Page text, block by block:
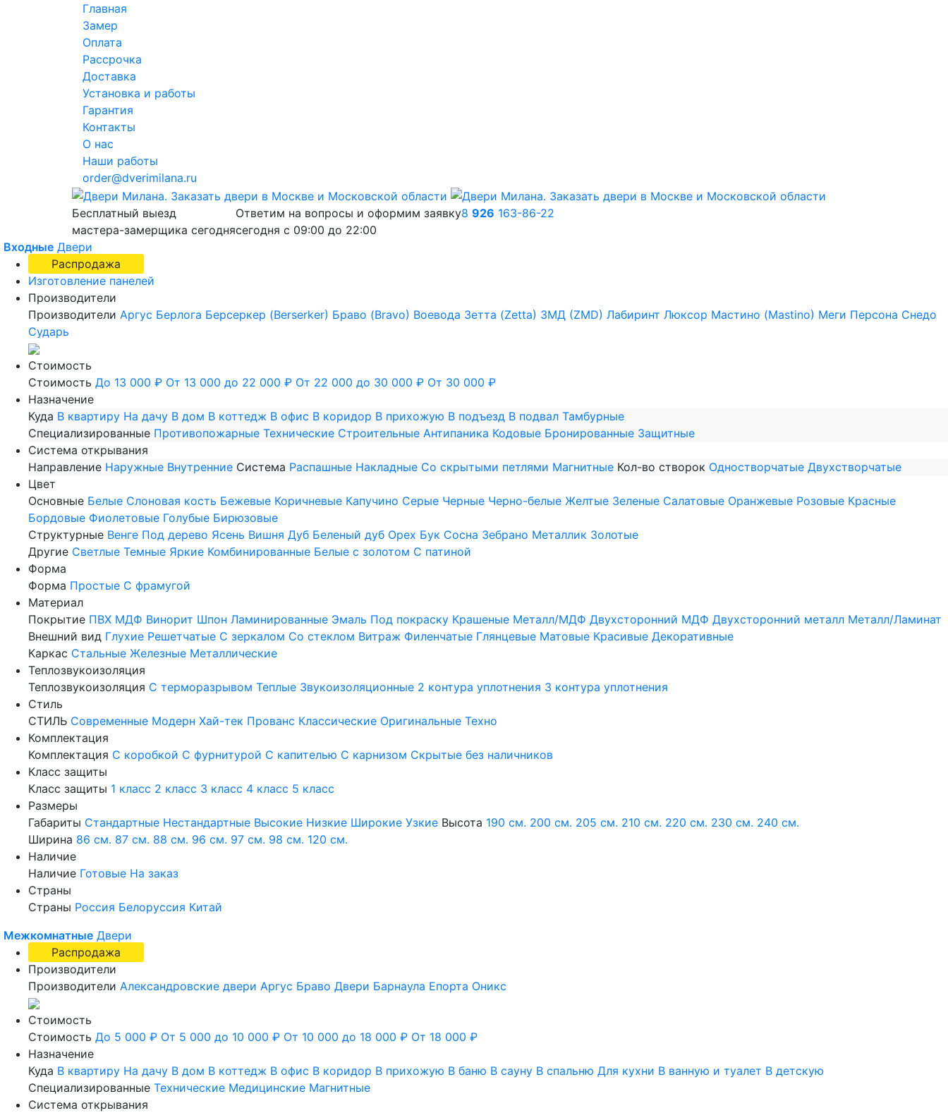
Главная
Замер
Оплата
Рассрочка
Доставка
Установка и работы
Гарантия
Контакты
О нас
Наши работы
order@dverimilana.ru
Бесплатный выезд
мастера-замерщика сегодня
Ответим на вопросы и оформим заявку
сегодня с 09:00 до 22:00
8 926 163-86-22
Входные Двери
Распродажа
Изготовление панелей
Производители
Производители Аргус Берлога Берсеркер (Berserker) Браво (Bravo) Воевода Зетта (Zetta) ЗМД (ZMD) Лабиринт Люксор Мастино (Mastino) Меги Персона Снедо
Сударь
Стоимость
Стоимость До 13 000 ₽ От 13 000 до 22 000 ₽ От 22 000 до 30 000 ₽ От 30 000 ₽
Назначение
Куда В квартиру На дачу В дом В коттедж В офис В коридор В прихожую В подъезд В подвал Тамбурные
Специализированные Противопожарные Технические Строительные Антипаника Кодовые Бронированные Защитные
Система открывания
Направление Наружные Внутренние Система Распашные Накладные Со скрытыми петлями Магнитные Кол-во створок Одностворчатые Двухстворчатые
Цвет
Основные Белые Слоновая кость Бежевые Коричневые Капучино Серые Черные Черно-белые Желтые Зеленые Салатовые Оранжевые Розовые Красные
Бордовые Фиолетовые Голубые Бирюзовые
Структурные Венге Под дерево Ясень Вишня Дуб Беленый дуб Орех Бук Сосна Зебрано Металлик Золотые
Другие Светлые Темные Яркие Комбинированные Белые с золотом С патиной
Форма
Форма Простые С фрамугой
Материал
Покрытие ПВХ МДФ Винорит Шпон Ламинированные Эмаль Под покраску Крашеные Металл/МДФ Двухсторонний МДФ Двухсторонний металл Металл/Ламинат
Внешний вид Глухие Решетчатые С зеркалом Со стеклом Витраж Филенчатые Глянцевые Матовые Красивые Декоративные
Каркас Стальные Железные Металлические
Теплозвукоизоляция
Теплозвукоизоляция С терморазрывом Теплые Звукоизоляционные 2 контура уплотнения 3 контура уплотнения
Стиль
СТИЛЬ Современные Модерн Хай-тек Прованс Классические Оригинальные Техно
Комплектация
Комплектация С коробкой С фурнитурой С капителью С карнизом Скрытые без наличников
Класс защиты
Класс защиты 1 класс 2 класс 3 класс 4 класс 5 класс
Размеры
Габариты Стандартные Нестандартные Высокие Низкие Широкие Узкие Высота 190 см. 200 см. 205 см. 210 см. 220 см. 230 см. 240 см.
Ширина 86 см. 87 см. 88 см. 96 см. 97 см. 98 см. 120 см.
Наличие
Наличие Готовые На заказ
Страны
Страны Россия Белоруссия Китай
Межкомнатные Двери
Распродажа
Производители
Производители Александровские двери Аргус Браво Двери Барнаула Епорта Оникс
Стоимость
Стоимость До 5 000 ₽ От 5 000 до 10 000 ₽ От 10 000 до 18 000 ₽ От 18 000 ₽
Назначение
Куда В квартиру На дачу В дом В коттедж В офис В коридор В прихожую В баню В сауну В спальню Для кухни В ванную и туалет В детскую
Специализированные Технические Медицинские Магнитные
Система открывания